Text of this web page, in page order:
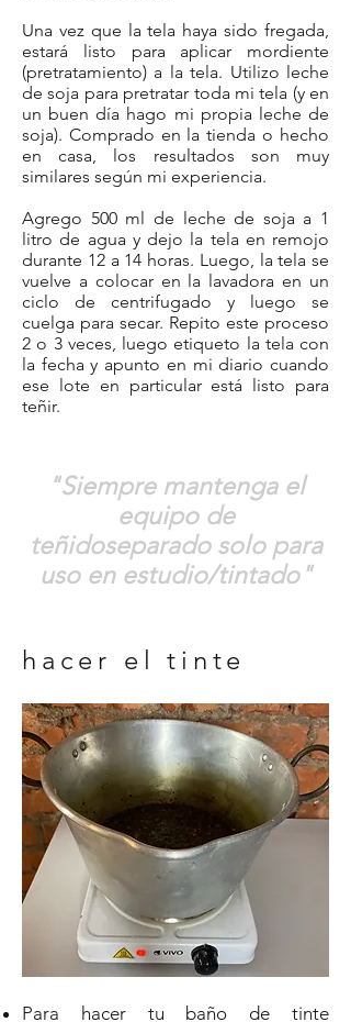
Una vez que la tela haya sido fregada,
estará listo para aplicar mordiente
(pretratamiento) a la tela. Utilizo leche
de soja para pretratar toda mi tela (y en
un buen día hago mi propia leche de
soja). Comprado en la tienda o hecho
en casa, los resultados son muy
similares según mi experiencia.
Agrego 500 ml de leche de soja a 1
litro de agua y dejo la tela en remojo
durante 12 a 14 horas. Luego, la tela se
vuelve a colocar en la lavadora en un
ciclo de centrifugado y luego se
cuelga para secar. Repito este proceso
2 o 3 veces, luego etiqueto la tela con
la fecha y apunto en mi diario cuando
ese lote en particular está listo para
teñir.
"Siempre mantenga el
equipo de
teñidoseparadosolo para
uso en estudio/tintado"
hacer el tinte
Para hacer tu baño de tinte